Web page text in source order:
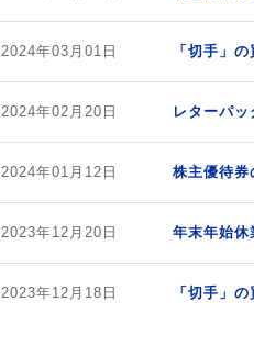
2024年03月01日 「切手」
2024年02月20日 レターパ
2024年01月12日 株主優待券
2023年12月20日 年末年始休
2023年12月18日 「切手」